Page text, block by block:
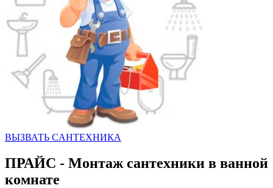
ВЫЗВАТЬ CАНТЕХНИКА
ПРАЙС - Монтаж сантехники в ванной
комнате